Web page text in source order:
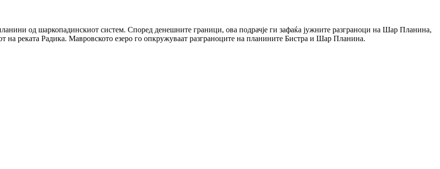
од шаркопадинскиот систем. Според денешните граници, ова подрачје ги зафаќа јужните разграноци на Шар Планина,
на реката Радика. Мавровското езеро го опкружуваат разграноците на планините Бистра и Шар Планина.